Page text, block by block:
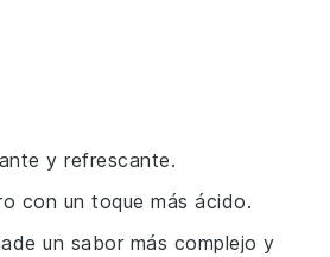
y refrescante.
con un toque más ácido.
un sabor más complejo y